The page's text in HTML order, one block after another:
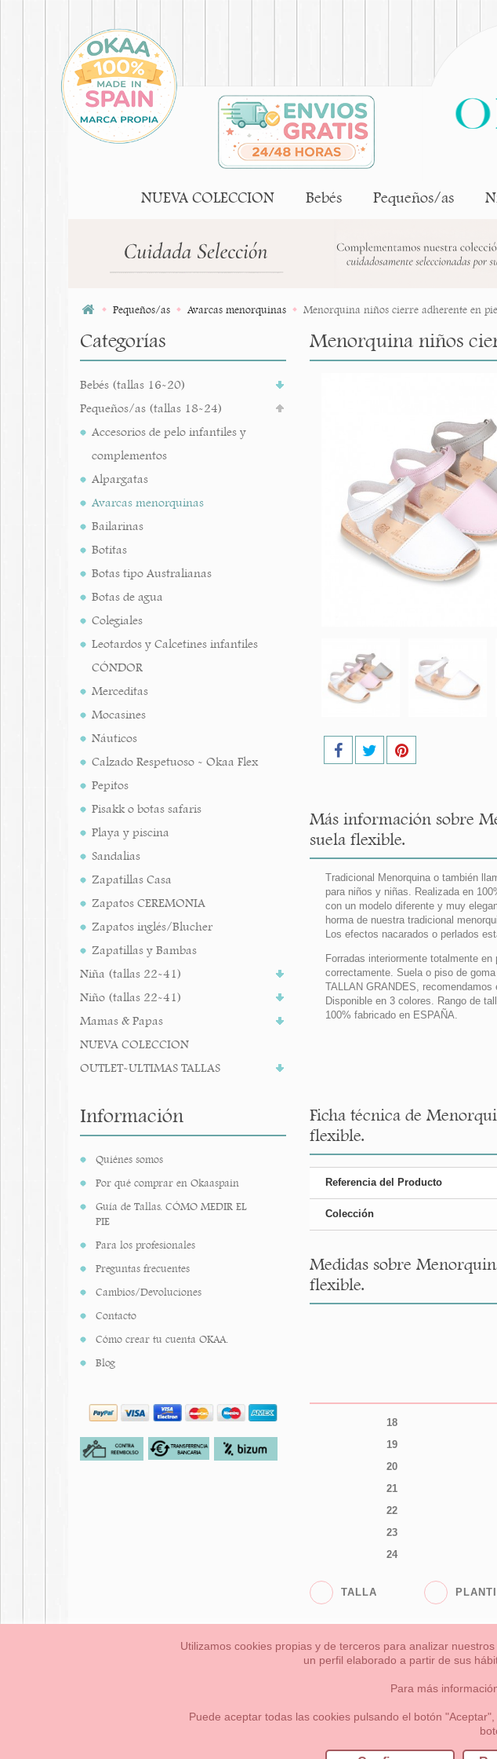
NUEVA COLECCION Bebés Pequeños/as
Pequeños/as Avarcas menorquinas Menorquina niños cierre adherente en
Categorías
Bebés (tallas 16-20)
Pequeños/as (tallas 18-24)
Accesorios de pelo infantiles y
complementos
Alpargatas
Avarcas menorquinas
Bailarinas
Botitas
Botas tipo Australianas
Botas de agua
Colegiales
Leotardos y Calcetines infantiles
CÓNDOR
Merceditas
Mocasines
Náuticos
Calzado Respetuoso - Okaa Flex
Pepitos
Pisakk o botas safaris
Playa y piscina
Sandalias
Zapatillas Casa
Zapatos CEREMONIA
Zapatos inglés/Blucher
Zapatillas y Bambas
Niña (tallas 22-41)
Niño (tallas 22-41)
Mamas & Papas
NUEVA COLECCION
OUTLET-ULTIMAS TALLAS
Información
Quiénes somos
Por qué comprar en Okaaspain
Guía de Tallas. CÓMO MEDIR EL
PIE
Para los profesionales
Preguntas frecuentes
Cambios/Devoluciones
Contacto
Cómo crear tu cuenta OKAA.
Blog
Menorquina niños
Más información sobre
suela flexible.
Tradicional Menorquina o también
para niños y niñas. Realizada en
con un modelo diferente y muy
horma de nuestra tradicional
Los efectos nacarados o perlados
Forradas interiormente totalmente
correctamente. Suela o piso de
TALLAN GRANDES,
Disponible en 3 colores. Rango de
100% fabricado en ESPAÑA.
Ficha técnica de
flexible.
Referencia del Producto
Colección
Medidas sobre
flexible.
18
19
20
21
22
23
24
TALLA
Pequeños/as Niña Niño
Condiciones generales de compra, formas de pago , política de
Av. Sierra de Grazalema, nº9 28691 Villanueva de
Utilizamos cookies propias y de terceros para analizar
un perfil elaborado a partir de sus
Para más
Puede aceptar todas las cookies pulsando el botón